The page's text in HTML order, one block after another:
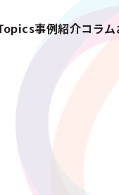
事例紹介コラム